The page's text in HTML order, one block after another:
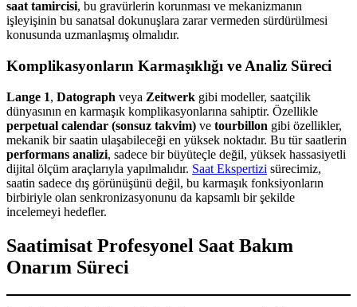
saat tamircisi, bu gravürlerin korunması ve mekanizmanın
işleyişinin bu sanatsal dokunuşlara zarar vermeden sürdürülmesi
konusunda uzmanlaşmış olmalıdır.
Komplikasyonların Karmaşıklığı ve Analiz Süreci
Lange 1, Datograph veya Zeitwerk gibi modeller, saatçilik
dünyasının en karmaşık komplikasyonlarına sahiptir. Özellikle
perpetual calendar (sonsuz takvim) ve tourbillon gibi özellikler,
mekanik bir saatin ulaşabileceği en yüksek noktadır. Bu tür saatlerin
performans analizi, sadece bir büyüteçle değil, yüksek hassasiyetli
dijital ölçüm araçlarıyla yapılmalıdır. Saat Ekspertizi sürecimiz,
saatin sadece dış görünüşünü değil, bu karmaşık fonksiyonların
birbiriyle olan senkronizasyonunu da kapsamlı bir şekilde
incelemeyi hedefler.
Saatimisat Profesyonel Saat Bakım
Onarım Süreci